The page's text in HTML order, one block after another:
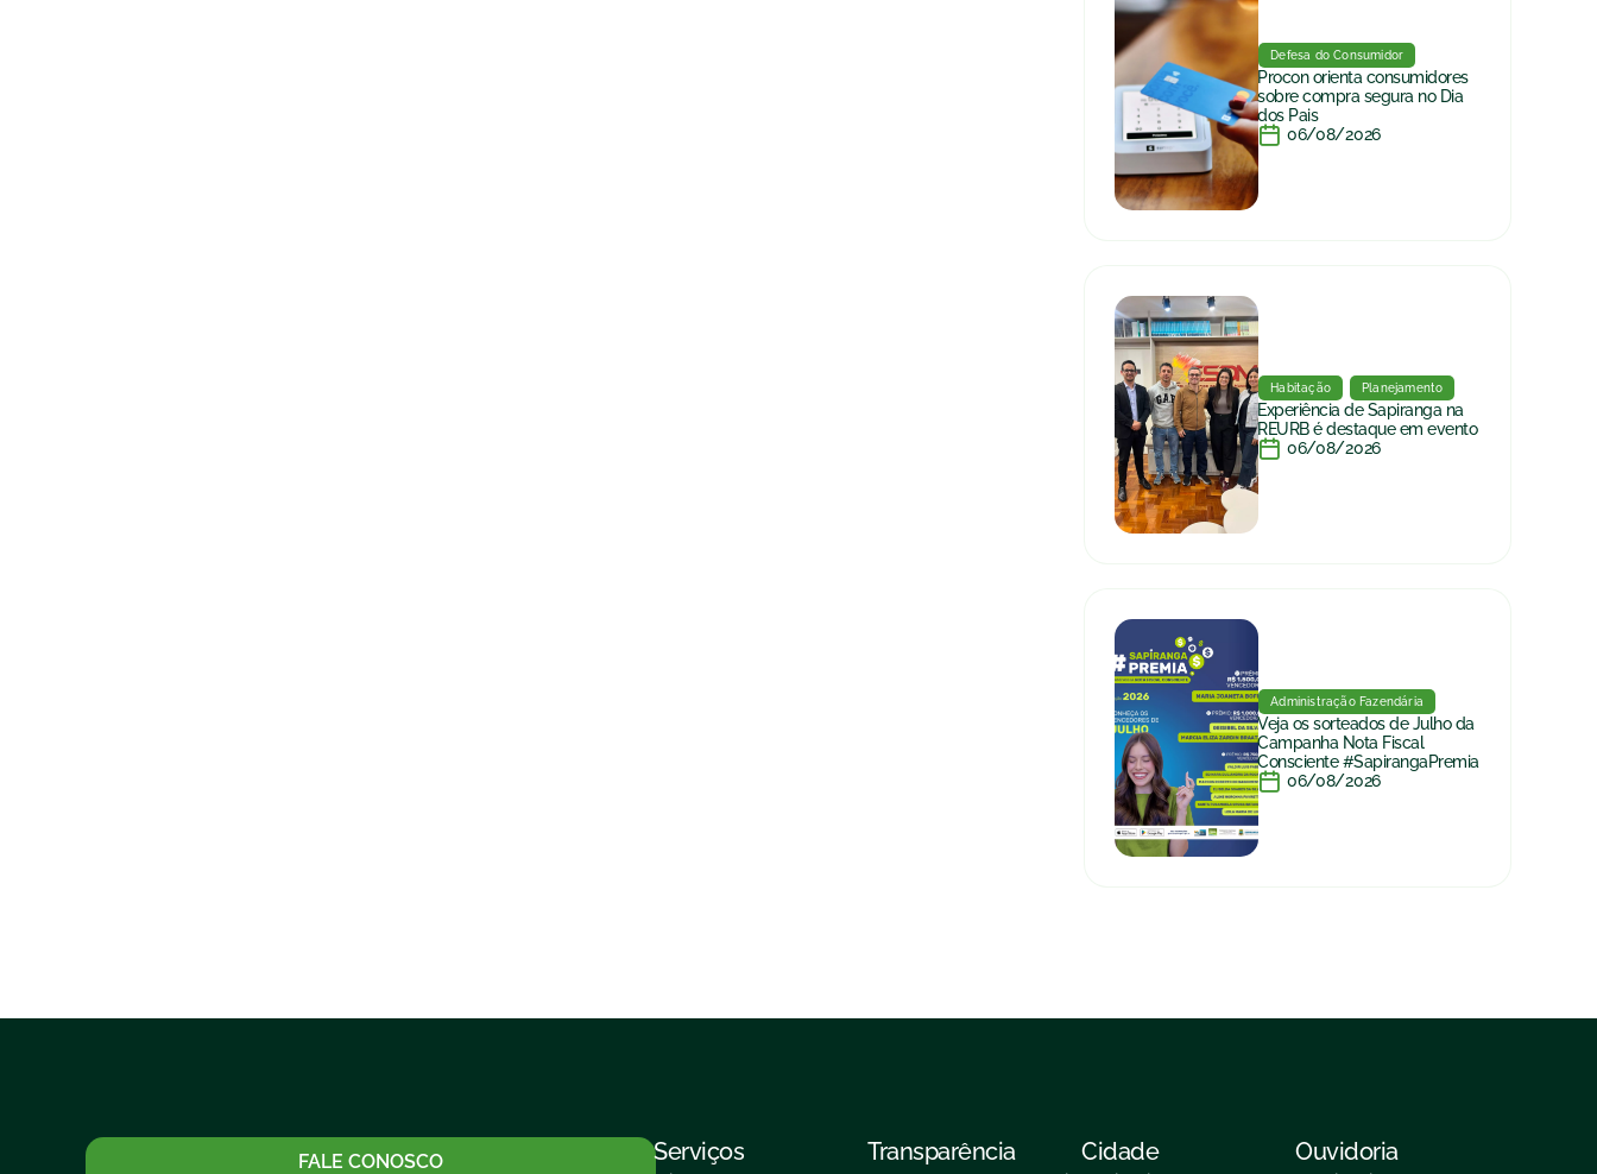
Defesa do Consumidor
Procon orienta consumidores
sobre compra segura no Dia
dos Pais
06/08/2026
Habitação Planejamento
Experiência de Sapiranga na
REURB é destaque em evento
06/08/2026
Administração Fazendária
Veja os sorteados de Julho da
Campanha Nota Fiscal
Consciente #SapirangaPremia
06/08/2026
FALE CONOSCO Serviços Transparência Cidade Ouvidoria